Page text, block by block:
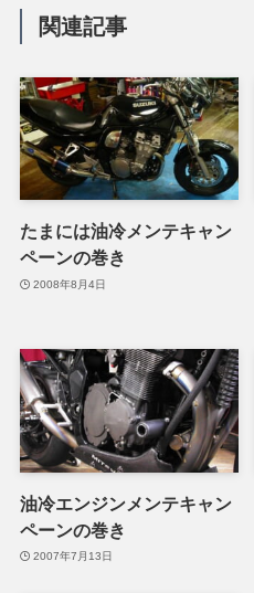
関連記事
たまには油冷メンテキャン
ペーンの巻き
2008年8月4日
油冷エンジンメンテキャン
ペーンの巻き
2007年7月13日